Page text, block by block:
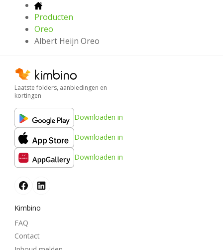
Producten
Oreo
Albert Heijn Oreo
Laatste folders, aanbiedingen en
kortingen
Downloaden in
Downloaden in
Downloaden in
Kimbino
FAQ
Contact